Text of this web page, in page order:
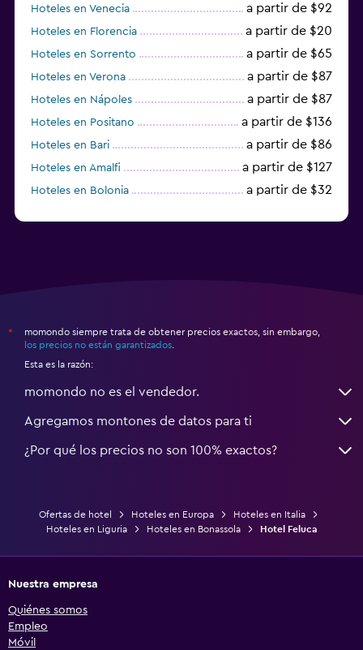
Hoteles en Venecia a partir de $92
Hoteles en Florencia a partir de $20
Hoteles en Sorrento a partir de $65
Hoteles en Verona a partir de $87
Hoteles en Nápoles a partir de $87
Hoteles en Positano a partir de $136
Hoteles en Bari a partir de $86
Hoteles en Amalfi a partir de $127
Hoteles en Bolonia a partir de $32
*
momondo siempre trata de obtener precios exactos, sin embargo,
los precios no están garantizados
Esta es la razón:
momondo no es el vendedor.
Agregamos montones de datos para ti
¿Por qué los precios no son 100% exactos?
Ofertas de hotel Hoteles en Europa
Hoteles en Italia
Hoteles en Liguria
Hoteles en Bonassola Hotel Feluca
Nuestra empresa
Quiénes somos
Empleo
Móvil